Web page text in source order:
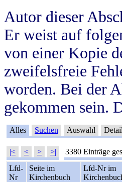
Autor dieser
Er weist auf
von einer Kopie
zweifelsfreie
worden. Bei der
gekommen sein.
Alles Suchen Auswahl Detail
|< < > >| 3380 Einträge
Lfd-
Nr
Seite im
Kirchenbuch
Lfd-Nr im